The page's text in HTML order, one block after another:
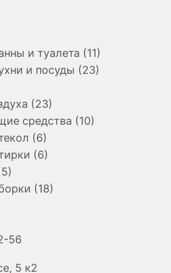
и туалета (11)
и посуды (23)
(23)
средства (10)
(6)
(6)
(18)
56
5 к2